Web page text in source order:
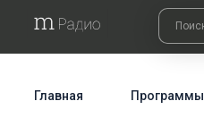
Главная Программы